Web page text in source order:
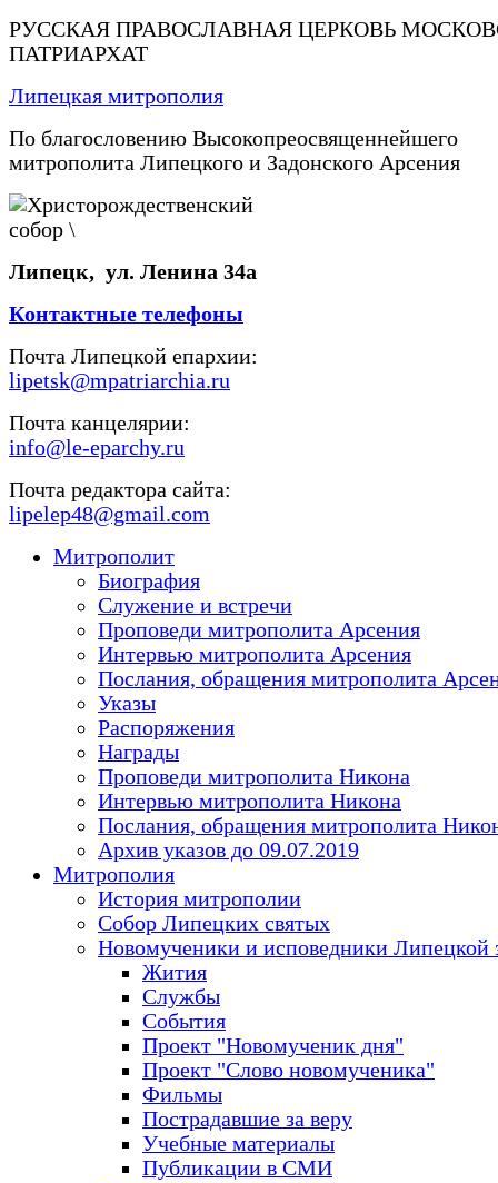
РУССКАЯ ПРАВОСЛАВНАЯ ЦЕРКОВЬ
ПАТРИАРХАТ
Липецкая митрополия
По благословению Высокопреосвященнейшего
митрополита Липецкого и Задонского Арсения
Липецк, ул. Ленина 34а
Контактные телефоны
Почта Липецкой епархии:
lipetsk@mpatriarchia.ru
Почта канцелярии:
info@le-eparchy.ru
Почта редактора сайта:
lipelep48@gmail.com
Митрополит
Биография
Служение и встречи
Проповеди митрополита Арсения
Интервью митрополита Арсения
Послания, обращения митрополита
Указы
Распоряжения
Награды
Проповеди митрополита Никона
Интервью митрополита Никона
Послания, обращения митрополита
Архив указов до 09.07.2019
Митрополия
История митрополии
Собор Липецких святых
Новомученики и исповедники Липецкой
Жития
Службы
События
Проект "Новомученик дня"
Проект "Слово новомученика"
Фильмы
Пострадавшие за веру
Учебные материалы
Публикации в СМИ